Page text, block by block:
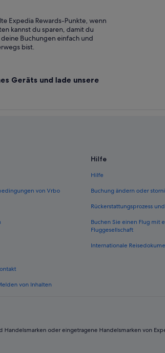
Expedia Rewards-Punkte, wenn
kannst du sparen, damit du
Buchungen einfach und
bist.
Geräts und lade unsere
von Vrbo
von Inhalten
Hilfe
Hilfe
Buchung ändern oder
Rückerstattungsprozess
Buchen Sie einen Flug mit
Fluggesellschaft
Internationale
oder eingetragene Handelsmarken von